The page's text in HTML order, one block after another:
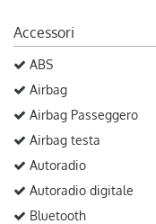
Accessori
ABS
Airbag
Airbag Passeggero
Airbag testa
Autoradio
Autoradio digitale
Bluetooth